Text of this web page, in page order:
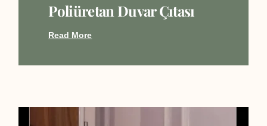
Poliüretan Duvar Çıtası
Read More